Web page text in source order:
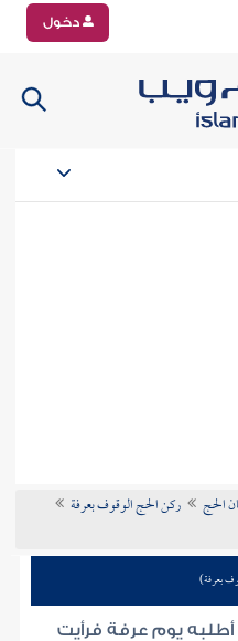
دخول
الحج
ركن الحج الوقوف بعرفة
بعرفة)
يوم عرفة فرأيت